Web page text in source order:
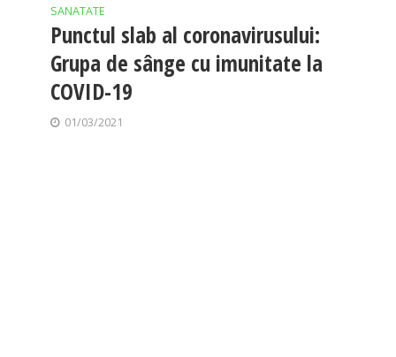
SANATATE
Punctul slab al coronavirusului:
Grupa de sânge cu imunitate la
COVID-19
01/03/2021